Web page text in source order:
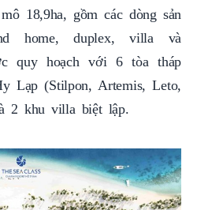
18,9ha, gồm các dòng sản
home, duplex, villa và
quy hoạch với 6 tòa tháp
Lạp (Stilpon, Artemis, Leto,
2 khu villa biệt lập.